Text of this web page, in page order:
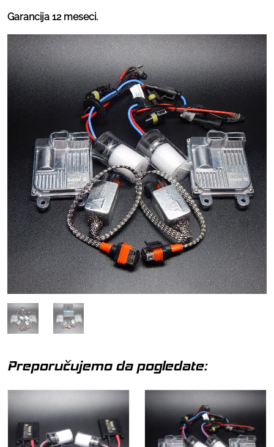
Garancija 12 meseci.
Preporučujemo da pogledate: